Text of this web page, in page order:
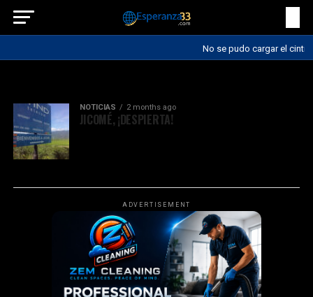
No se pudo cargar el
NOTICIAS 2 months ago
JICOMÉ, ¡DESPIERTA!
ADVERTISEMENT